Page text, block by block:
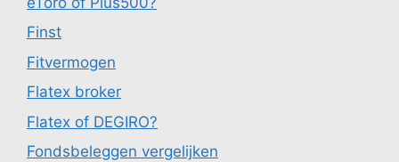
Finst
Fitvermogen
Flatex broker
Flatex of DEGIRO?
Fondsbeleggen vergelijken